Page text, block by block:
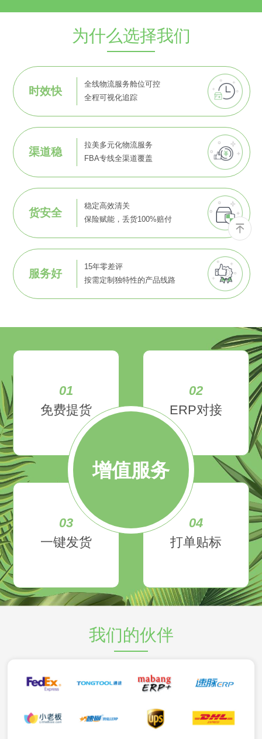
为什么选择我们
时效快
全线物流服务舱位可控
全程可视化追踪
渠道稳
拉美多元化物流服务
FBA专线全渠道覆盖
货安全
稳定高效清关
保险赋能，丢货100%赔付
服务好
15年零差评
按需定制独特性的产品线路
增值服务
01
免费提货
02
ERP对接
03
一键发货
04
打单贴标
我们的伙伴